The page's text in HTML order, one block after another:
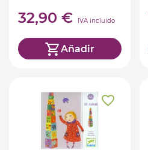
32,90 € IVA incluido
Añadir